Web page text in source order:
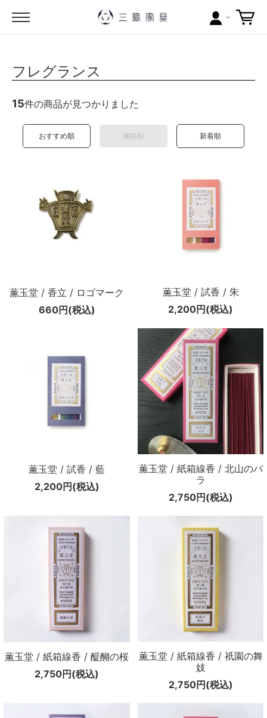
ブランドから探す
問い合わせ
当店について
ポイントについて
配送料について
Instagram
フレグランス
15件の商品が見つかりました
おすすめ順 価格順 新着順
薫玉堂 / 香立 / ロゴマーク
660円(税込)
薫玉堂 / 試香 / 朱
2,200円(税込)
薫玉堂 / 試香 / 藍
2,200円(税込)
薫玉堂 / 紙箱線香 / 北山のバ
ラ
2,750円(税込)
薫玉堂 / 紙箱線香 / 醍醐の桜
2,750円(税込)
薫玉堂 / 紙箱線香 / 祇園の舞
妓
2,750円(税込)